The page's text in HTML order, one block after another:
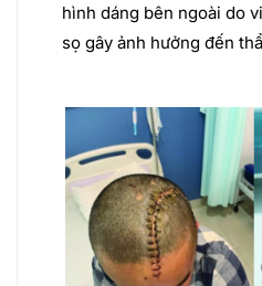
hình dáng bên ngoài do
sọ gây ảnh hưởng đến